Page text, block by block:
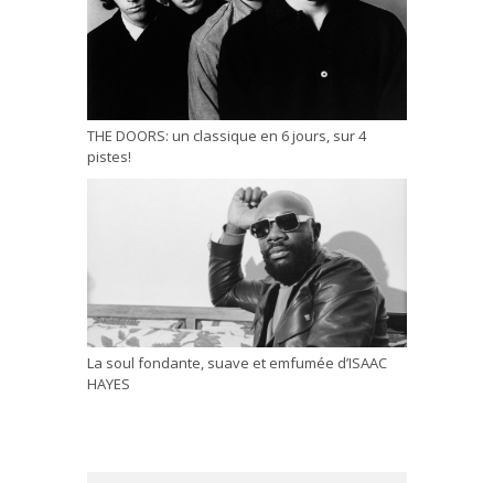
THE DOORS: un classique en 6 jours, sur 4
pistes!
La soul fondante, suave et emfumée d’ISAAC
HAYES